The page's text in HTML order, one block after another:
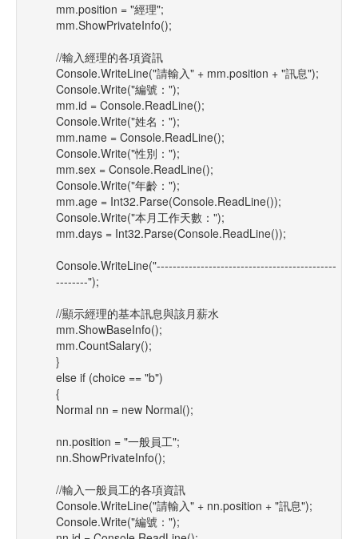
mm.position = "經理";
mm.ShowPrivateInfo();
//輸入經理的各項資訊
Console.WriteLine("請輸入" + mm.position + "訊息");
Console.Write("編號：");
mm.id = Console.ReadLine();
Console.Write("姓名：");
mm.name = Console.ReadLine();
Console.Write("性別：");
mm.sex = Console.ReadLine();
Console.Write("年齡：");
mm.age = Int32.Parse(Console.ReadLine());
Console.Write("本月工作天數：");
mm.days = Int32.Parse(Console.ReadLine());
Console.WriteLine("---------------------------------------------
--------");
//顯示經理的基本訊息與該月薪水
mm.ShowBaseInfo();
mm.CountSalary();
}
else if (choice == "b")
{
Normal nn = new Normal();
nn.position = "一般員工";
nn.ShowPrivateInfo();
//輸入一般員工的各項資訊
Console.WriteLine("請輸入" + nn.position + "訊息");
Console.Write("編號：");